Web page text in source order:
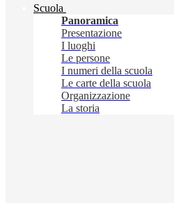
Scuola
Panoramica
Presentazione
I luoghi
Le persone
I numeri della scuola
Le carte della scuola
Organizzazione
La storia